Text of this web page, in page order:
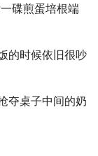
碟煎蛋培根端
的时候依旧很吵
夺桌子中间的奶